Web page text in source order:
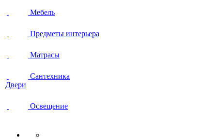
Мебель
Предметы интерьера
Матрасы
Сантехника
Двери
Освещение